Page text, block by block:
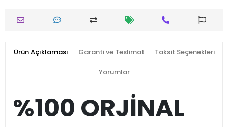
Ürün Açıklaması Garanti ve Teslimat Taksit Seçenekleri
Yorumlar
%100 ORJİNAL